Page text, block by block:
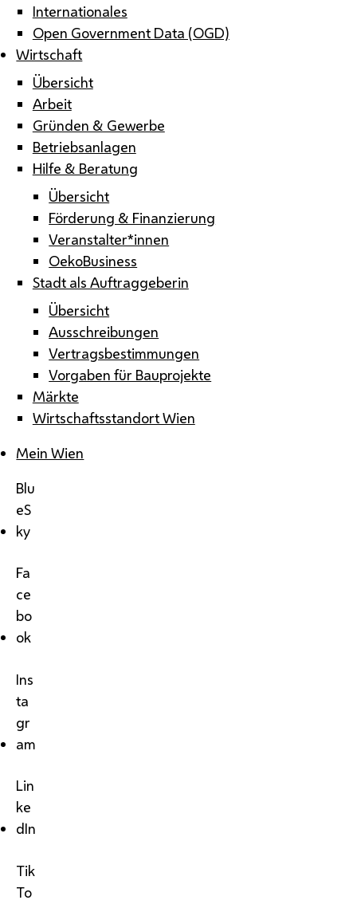
Internationales
Open Government Data (OGD)
Wirtschaft
Übersicht
Arbeit
Gründen & Gewerbe
Betriebsanlagen
Hilfe & Beratung
Übersicht
Förderung & Finanzierung
Veranstalter*innen
OekoBusiness
Stadt als Auftraggeberin
Übersicht
Ausschreibungen
Vertragsbestimmungen
Vorgaben für Bauprojekte
Märkte
Wirtschaftsstandort Wien
Mein Wien
Blu
eS
ky
Fa
ce
bo
ok
Ins
ta
gr
am
Lin
ke
dIn
Tik
To